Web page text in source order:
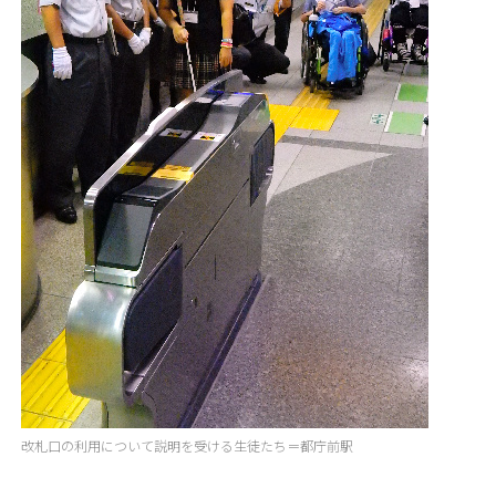
改札口の利用について説明を受ける生徒たち＝都庁前駅